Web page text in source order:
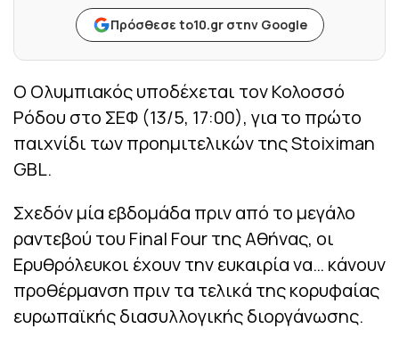
Πρόσθεσε to10.gr στην Google
Ο Ολυμπιακός υποδέχεται τον Κολοσσό
Ρόδου στο ΣΕΦ (13/5, 17:00), για το πρώτο
παιχνίδι των προημιτελικών της Stoiximan
GBL.
Σχεδόν μία εβδομάδα πριν από το μεγάλο
ραντεβού του Final Four της Αθήνας, οι
Ερυθρόλευκοι έχουν την ευκαιρία να… κάνουν
προθέρμανση πριν τα τελικά της κορυφαίας
ευρωπαϊκής διασυλλογικής διοργάνωσης.